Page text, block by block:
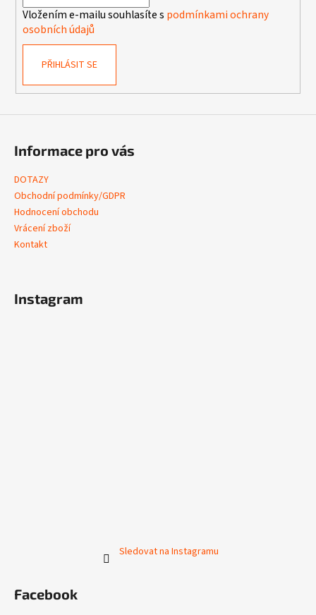
u
Vložením e-mailu souhlasíte s podmínkami ochrany
osobních údajů
PŘIHLÁSIT SE
Informace pro vás
DOTAZY
Obchodní podmínky/GDPR
Hodnocení obchodu
Vrácení zboží
Kontakt
Instagram
Sledovat na Instagramu
Facebook